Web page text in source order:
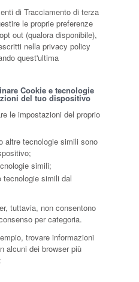
di Tracciamento di terza
le proprie preferenze
out (qualora disponibile),
nella privacy policy
quest'ultima
Cookie e tecnologie
del tuo dispositivo
le impostazioni del proprio
altre tecnologie simili sono
simili;
tecnologie simili dal
tuttavia, non consentono
per categoria.
trovare informazioni
alcuni dei browser più